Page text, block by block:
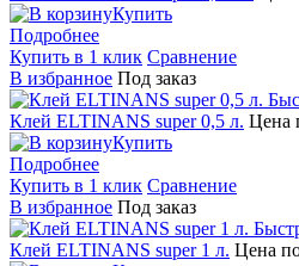
Купить
Подробнее
Купить в 1 клик Сравнение
В избранное Под заказ
Клей ELTINANS super 0,5 л. Цена
Купить
Подробнее
Купить в 1 клик Сравнение
В избранное Под заказ
Клей ELTINANS super 1 л. Цена